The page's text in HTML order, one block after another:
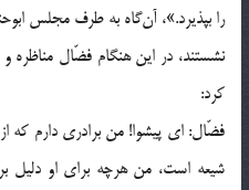
را بپذيرد.»، آن‌گاه به طرف مجلس
نشستند، در اين هنگام فضّال مناظره
كرد:
فضّال: اي پيشوا! من برادري دارم كه
شيعه است، من هرچه براي او دليل بر